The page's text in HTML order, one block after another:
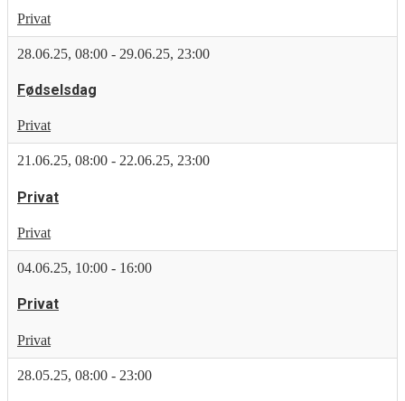
Privat
28.06.25, 08:00 - 29.06.25, 23:00
Fødselsdag
Privat
21.06.25, 08:00 - 22.06.25, 23:00
Privat
Privat
04.06.25, 10:00 - 16:00
Privat
Privat
28.05.25, 08:00 - 23:00